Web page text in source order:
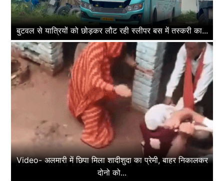
बुटवल से यात्रियों को छोड़कर लौट रही स्लीपर बस में तस्करी का...
Video- अलमारी में छिपा मिला शादीशुदा का प्रेमी, बाहर निकालकर
दोनो को...